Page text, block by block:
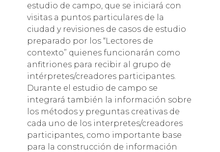
estudio de campo, que se iniciará con
visitas a puntos particulares de la
ciudad y revisiones de casos de estudio
preparado por los “Lectores de
contexto” quienes funcionarán como
anfitriones para recibir al grupo de
intérpretes/creadores participantes.
Durante el estudio de campo se
integrará también la información sobre
los métodos y preguntas creativas de
cada uno de los interpretes/creadores
participantes, como importante base
para la construcción de información